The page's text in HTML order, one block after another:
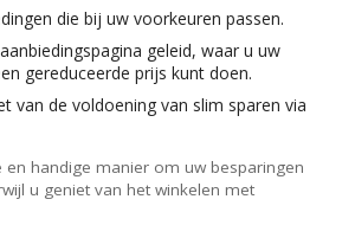
die bij uw voorkeuren passen.
geleid, waar u uw
gereduceerde prijs kunt doen.
van de voldoening van slim sparen via
en handige manier om uw besparingen
u geniet van het winkelen met